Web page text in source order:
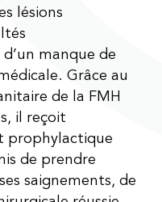
lésions
manque de
Grâce au
de la FMH
il reçoit
prophylactique
de prendre
saignements, de